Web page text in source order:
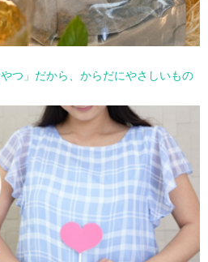
つ」だから、からだにやさしいもの